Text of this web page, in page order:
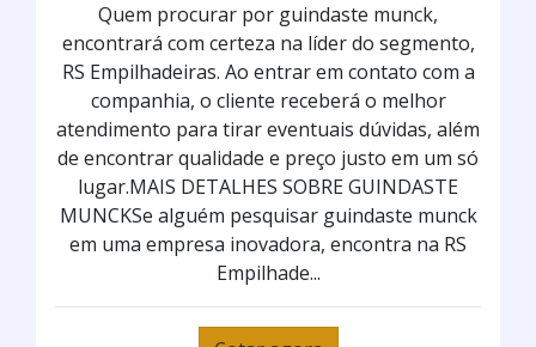
Quem procurar por guindaste munck,
encontrará com certeza na líder do segmento,
RS Empilhadeiras. Ao entrar em contato com a
companhia, o cliente receberá o melhor
atendimento para tirar eventuais dúvidas, além
de encontrar qualidade e preço justo em um só
lugar.MAIS DETALHES SOBRE GUINDASTE
MUNCKSe alguém pesquisar guindaste munck
em uma empresa inovadora, encontra na RS
Empilhade...